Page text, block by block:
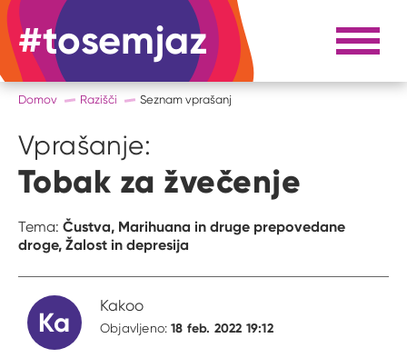
#tosemjaz #to sem jaz Razpri
Domov Razišči Seznam vprašanj
Vprašanje:
Tobak za žvečenje
Tema: Čustva, Marihuana in druge prepovedane
droge, Žalost in depresija
Ka
Kakoo
Objavljeno:18 feb. 2022 19:12